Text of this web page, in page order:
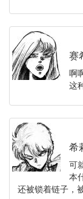
赛
啊
这
希
可
本
还被锁着链子，